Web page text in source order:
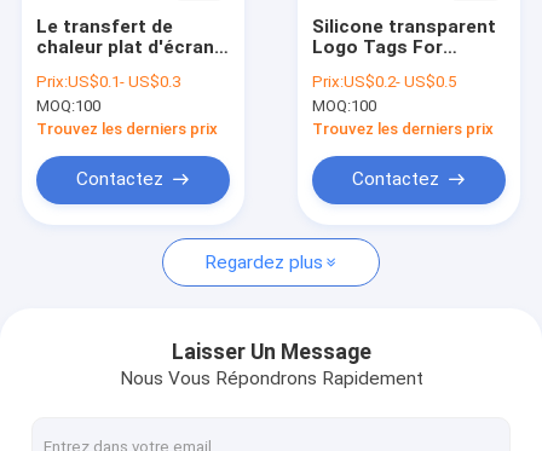
Nous contacter
Nouvelles
Corrections de relief
Chaleur les labels d'habillement de transfert
Le transfert de
chaleur plat d'écran
lavable de label
raccorde pour la
décoration de
Prix:US$0.1- US$0.3
MOQ:100
Trouvez les derniers prix
Contactez
Silicone transparent
Logo Tags For
d'encre d'imprimerie
de TPU
Prix:US$0.2- US$0.5
MOQ:100
Trouvez les derniers prix
Contactez
Regardez plus
Laisser Un Message
Nous Vous Répondrons Rapidement